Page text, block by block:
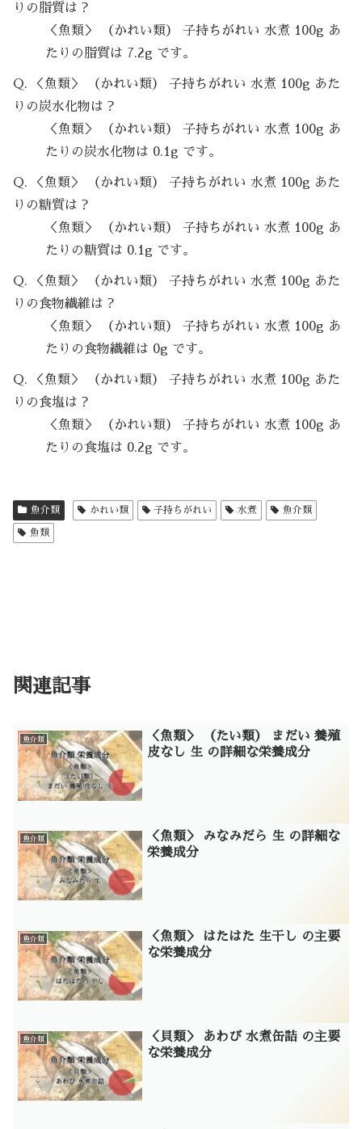
りの脂質は？
＜魚類＞ （かれい類） 子持ちがれい 水煮 100g あ
たりの脂質は 7.2g です。
Q. ＜魚類＞ （かれい類） 子持ちがれい 水煮 100g あた
りの炭水化物は？
＜魚類＞ （かれい類） 子持ちがれい 水煮 100g あ
たりの炭水化物は 0.1g です。
Q. ＜魚類＞ （かれい類） 子持ちがれい 水煮 100g あた
りの糖質は？
＜魚類＞ （かれい類） 子持ちがれい 水煮 100g あ
たりの糖質は 0.1g です。
Q. ＜魚類＞ （かれい類） 子持ちがれい 水煮 100g あた
りの食物繊維は？
＜魚類＞ （かれい類） 子持ちがれい 水煮 100g あ
たりの食物繊維は 0g です。
Q. ＜魚類＞ （かれい類） 子持ちがれい 水煮 100g あた
りの食塩は？
＜魚類＞ （かれい類） 子持ちがれい 水煮 100g あ
たりの食塩は 0.2g です。
魚介類 かれい類 子持ちがれい 水煮 魚介類
魚類
関連記事
魚介類
＜魚類＞ （たい類） まだい 養殖
皮なし 生 の詳細な栄養成分
魚介類
＜魚類＞ みなみだら 生 の詳細な
栄養成分
魚介類
＜魚類＞ はたはた 生干し の主要
な栄養成分
魚介類
＜貝類＞ あわび 水煮缶詰 の主要
な栄養成分